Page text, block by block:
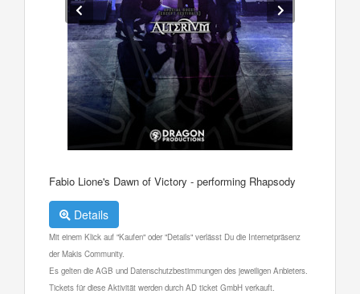
Fabio Lione's Dawn of Victory - performing Rhapsody
Details
Mit einem Klick auf "Kaufen" oder "Details" verlässt Du die Internetpräsenz
der Makis Community.
Es gelten die AGB und Datenschutzbestimmungen des jeweiligen Anbieters.
Tickets für diese Aktivität werden durch AD ticket GmbH verkauft.